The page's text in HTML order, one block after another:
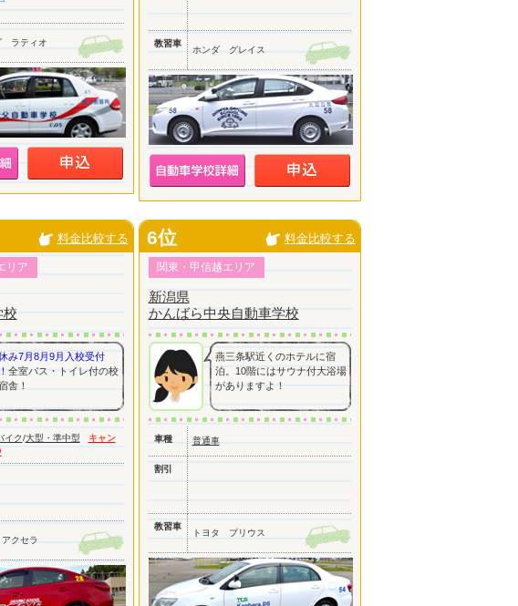
ラティオ 教習車
ホンダ グレイス
料金比較する
リア
校
み7月8月9月入校受付
全室バス・トイレ付の校
舎！
イク/大型・準中型
キャン
クセラ
6位 料金比較する
関東・甲信越エリア
新潟県
かんばら中央自動車学校
燕三条駅近くのホテルに宿
泊。10階にはサウナ付大浴場
がありますよ！
車種 普通車
割引
教習車
トヨタ プリウス